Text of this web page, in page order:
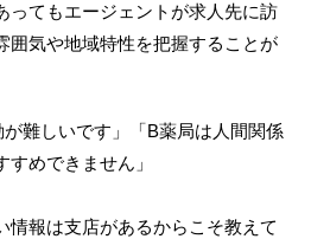
ってもエージェントが求人先に訪
囲気や地域特性を把握することが
が難しいです」「B薬局は人間関係
めできません」
情報は支店があるからこそ教えて